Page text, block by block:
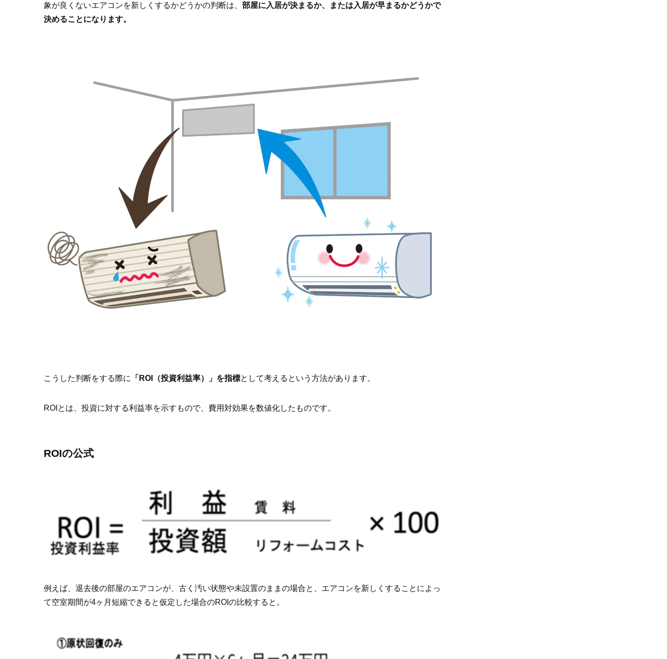
象が良くないエアコンを新しくするかどうかの判断は、 部屋に入居が決まるか、または入居が早まるかどうかで
決めることになります。
こうした判断をする際に 「ROI（投資利益率）」を指標として考えるという方法があります。
ROIとは、投資に対する利益率を示すもので、費用対効果を数値化したものです。
ROIの公式
例えば、退去後の部屋のエアコンが、古く汚い状態や未設置のままの場合と、エアコンを新しくすることによっ
て空室期間が4ヶ月短縮できると仮定した場合のROIの比較すると。